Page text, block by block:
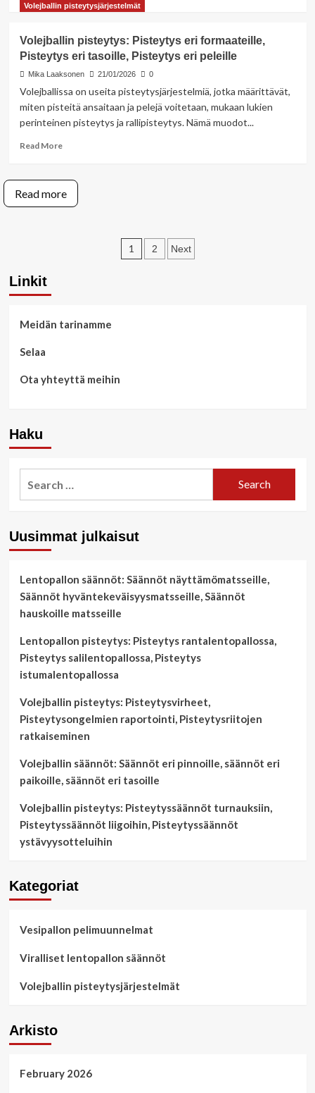
more
Paikalliset
variaatiot,
Yhteisön
säännöt
Volejballin pisteytysjärjestelmät
Volejballin pisteytys: Pisteytys eri formaateille,
Pisteytys eri tasoille, Pisteytys eri peleille
Mika Laaksonen 21/01/2026 0
Volejballissa on useita pisteytysjärjestelmiä, jotka määrittävät,
miten pisteitä ansaitaan ja pelejä voitetaan, mukaan lukien
perinteinen pisteytys ja rallipisteytys. Nämä muodot...
Read MoreRead
Volejballin
pisteytys:
Pisteytys
Read more
Posts
1 2 Next
Linkit
Meidän tarinamme
Selaa
Ota yhteyttä meihin
Haku
Uusimmat julkaisut
Lentopallon säännöt: Säännöt näyttämömatsseille,
Säännöt hyväntekeväisyysmatsseille, Säännöt
hauskoille matsseille
Lentopallon pisteytys: Pisteytys rantalentopallossa,
Pisteytys salilentopallossa, Pisteytys
istumalentopallossa
Volejballin pisteytys: Pisteytysvirheet,
Pisteytysongelmien raportointi, Pisteytysriitojen
ratkaiseminen
Volejballin säännöt: Säännöt eri pinnoille, säännöt eri
paikoille, säännöt eri tasoille
Volejballin pisteytys: Pisteytyssäännöt turnauksiin,
Pisteytyssäännöt liigoihin, Pisteytyssäännöt
ystävyysotteluihin
Kategoriat
Vesipallon pelimuunnelmat
Viralliset lentopallon säännöt
Volejballin pisteytysjärjestelmät
Arkisto
February 2026